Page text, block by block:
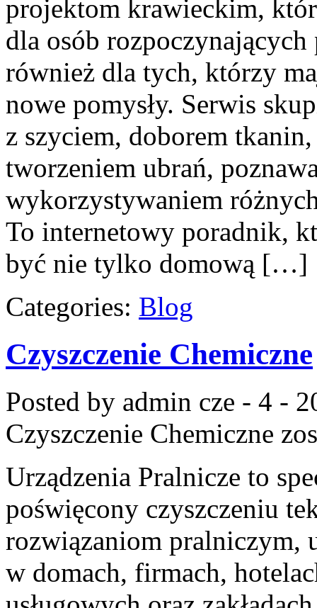
projektom krawieckim,
dla osób
również dla tych, którzy
nowe pomysły. Serwis
z szyciem, doborem
tworzeniem ubrań,
wykorzystywaniem
To internetowy poradnik,
być nie tylko domową […]
Categories: Blog
Czyszczenie Chemiczne
Posted by admin cze - 4 -
Czyszczenie Chemiczne
Urządzenia Pralnicze to
poświęcony czyszczeniu
rozwiązaniom pralniczym,
w domach, firmach,